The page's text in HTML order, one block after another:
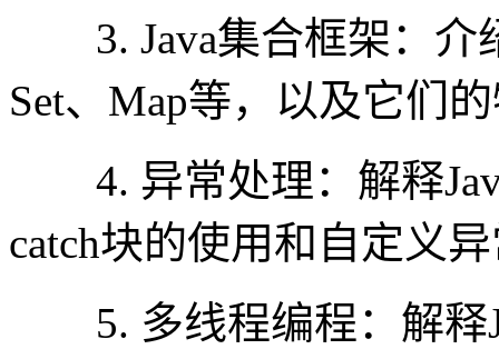
3. Java集合框架：介
Set、Map等，以及它们
4. 异常处理：解释
catch块的使用和自定义
5. 多线程编程：解释